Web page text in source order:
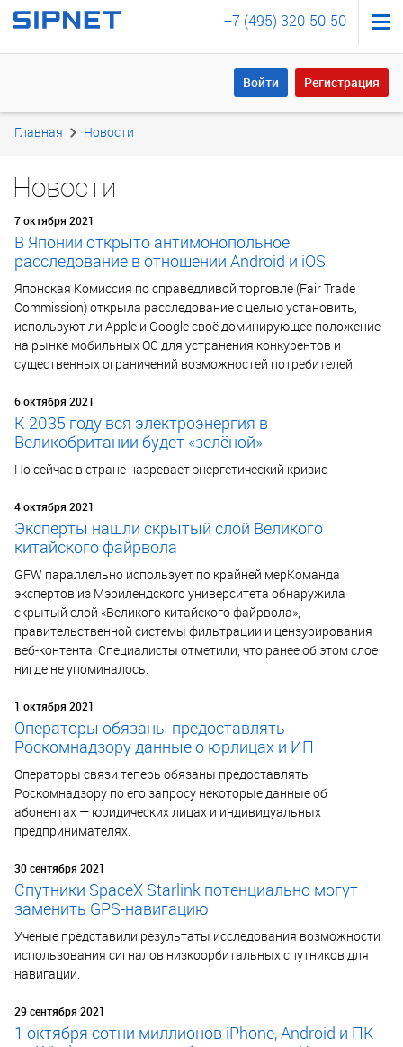
+7 (495) 320-50-50
Войти Регистрация
Войти Регистрация
Главная Новости
Новости
7 октября 2021
В Японии открыто антимонопольное
расследование в отношении Android и iOS
Японская Комиссия по справедливой торговле (Fair Trade
Commission) открыла расследование с целью установить,
используют ли Apple и Google своё доминирующее положение
на рынке мобильных ОС для устранения конкурентов и
существенных ограничений возможностей потребителей.
6 октября 2021
К 2035 году вся электроэнергия в
Великобритании будет «зелёной»
Но сейчас в стране назревает энергетический кризис
4 октября 2021
Эксперты нашли скрытый слой Великого
китайского файрвола
GFW параллельно использует по крайней мерКоманда
экспертов из Мэрилендского университета обнаружила
скрытый слой «Великого китайского файрвола»,
правительственной системы фильтрации и цензурирования
веб-контента. Специалисты отметили, что ранее об этом слое
нигде не упоминалось.
1 октября 2021
Операторы обязаны предоставлять
Роскомнадзору данные о юрлицах и ИП
Операторы связи теперь обязаны предоставлять
Роскомнадзору по его запросу некоторые данные об
абонентах — юридических лицах и индивидуальных
предпринимателях.
30 сентября 2021
Спутники SpaceX Starlink потенциально могут
заменить GPS-навигацию
Ученые представили результаты исследования возможности
использования сигналов низкоорбитальных спутников для
навигации.
29 сентября 2021
1 октября сотни миллионов iPhone, Android и ПК